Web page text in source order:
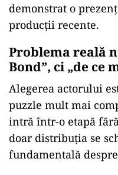
demonstrat o
producții recente.
Problema reală
Bond”, ci „de ce
Alegerea actorului
puzzle mult mai
intră într-o etapă
doar distribuția se
fundamentală